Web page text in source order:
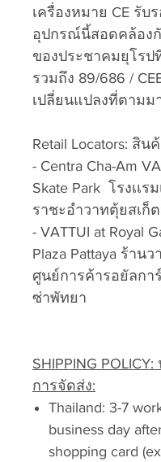
เครื่องหมาย CE รับ
อุปกรณ์นี้สอดคล้อง
ของประชาคมยุโรป
รวมถึง 89/686 /
เปลี่ยนแปลงที่ตามม
Retail Locators: สิน
- Centra Cha-Am
Skate Park โรงเเร
ราชะอำวาทตุ้ยสเก็
- VATTUI at Royal
Plaza Pattaya ร้าน
ศูนย์การค้ารอยัลกา
ซ่าพัทยา
SHIPPING
การจัดส่ง:
Thailand: 3-7
business day
shopping card